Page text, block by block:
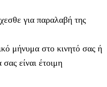
για παραλαβή της
μήνυμα στο κινητό σας ή
είναι έτοιμη